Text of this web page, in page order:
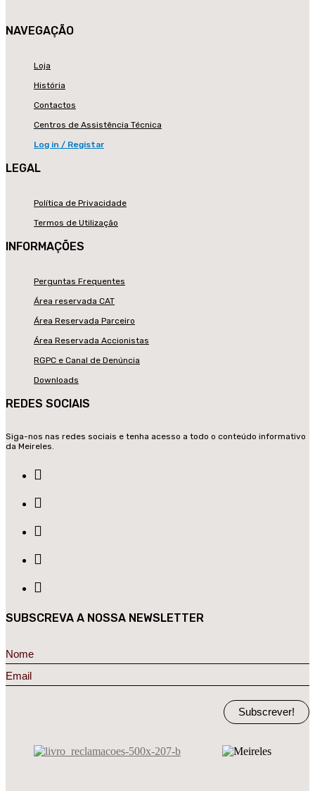
NAVEGAÇÃO
Loja
História
Contactos
Centros de Assistência Técnica
Log in / Registar
LEGAL
Política de Privacidade
Termos de Utilização
INFORMAÇÕES
Perguntas Frequentes
Área reservada CAT
Área Reservada Parceiro
Área Reservada Accionistas
RGPC e Canal de Denúncia
Downloads
REDES SOCIAIS
Siga-nos nas redes sociais e tenha acesso a todo o conteúdo informativo
da Meireles.
SUBSCREVA A NOSSA NEWSLETTER
Subscrever!